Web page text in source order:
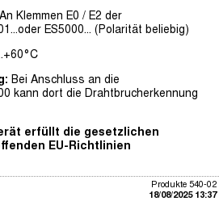
An Klemmen E0 / E2 der
ES5000... (Polarität beliebig)
Bei Anschluss an die
kann dort die Drahtbrucherkennung
erfüllt die gesetzlichen
EU-Richtlinien
Produkte 540-02
18/08/2025 13:37